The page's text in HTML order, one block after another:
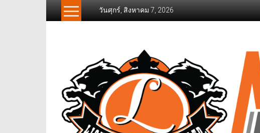
วันศุกร์, สิงหาคม 7, 2026
Freelancer
วส์
ฟรี
แลน
เซอร์